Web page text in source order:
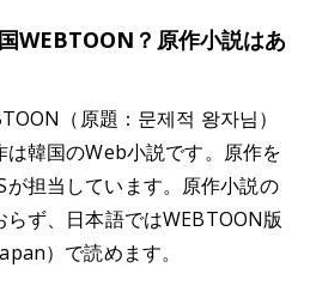
WEBTOON？原作小説はあ
（原題：문제적 왕자님）
韓国のWeb小説です。原作を
が担当しています。原作小説の
ず、日本語ではWEBTOON版
）で読めます。